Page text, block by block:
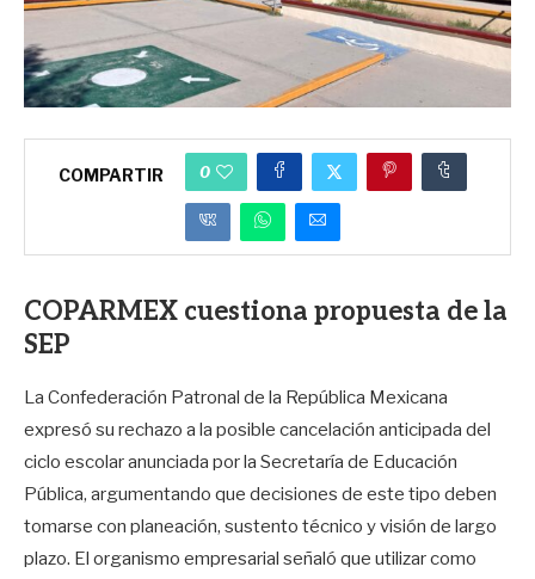
COMPARTIR 0
COPARMEX cuestiona propuesta de la
SEP
La Confederación Patronal de la República Mexicana
expresó su rechazo a la posible cancelación anticipada del
ciclo escolar anunciada por la Secretaría de Educación
Pública, argumentando que decisiones de este tipo deben
tomarse con planeación, sustento técnico y visión de largo
plazo. El organismo empresarial señaló que utilizar como